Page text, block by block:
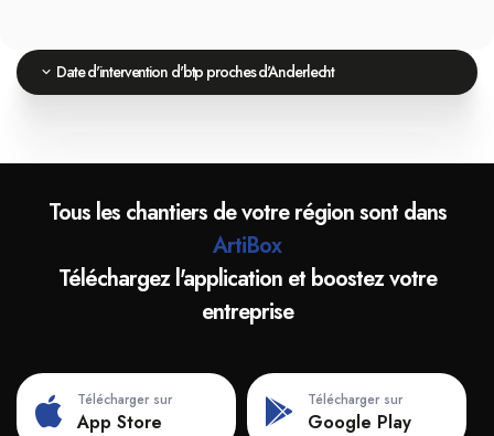
Date d'intervention d'btp proches d'Anderlecht
Tous les chantiers de votre région sont dans
ArtiBox
Téléchargez l'application et boostez votre
entreprise
Télécharger sur
App Store
Télécharger sur
Google Play